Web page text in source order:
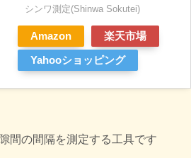
シンワ測定(Shinwa Sokutei)
Amazon 楽天市場
Yahooショッピング
間の間隔を測定する工具です